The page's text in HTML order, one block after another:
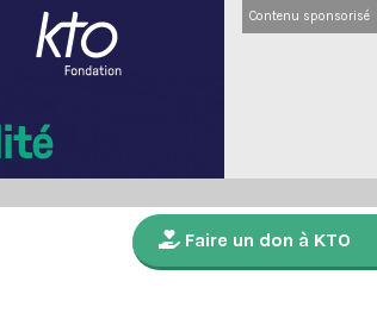
Contenu sponsorisé
Faire un don à KTO